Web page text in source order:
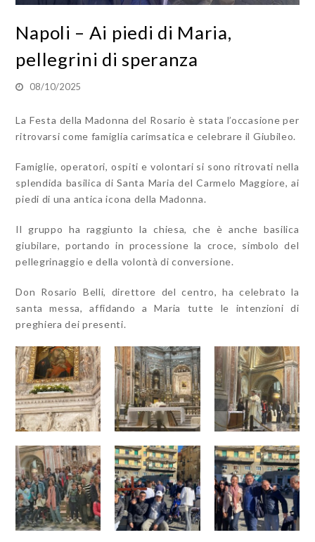
Napoli – Ai piedi di Maria,
pellegrini di speranza
08/10/2025
La Festa della Madonna del Rosario è stata l’occasione per
ritrovarsi come famiglia carimsatica e celebrare il Giubileo.
Famiglie, operatori, ospiti e volontari si sono ritrovati nella
splendida basilica di Santa Maria del Carmelo Maggiore, ai
piedi di una antica icona della Madonna.
Il gruppo ha raggiunto la chiesa, che è anche basilica
giubilare, portando in processione la croce, simbolo del
pellegrinaggio e della volontà di conversione.
Don Rosario Belli, direttore del centro, ha celebrato la
santa messa, affidando a Maria tutte le intenzioni di
preghiera dei presenti.